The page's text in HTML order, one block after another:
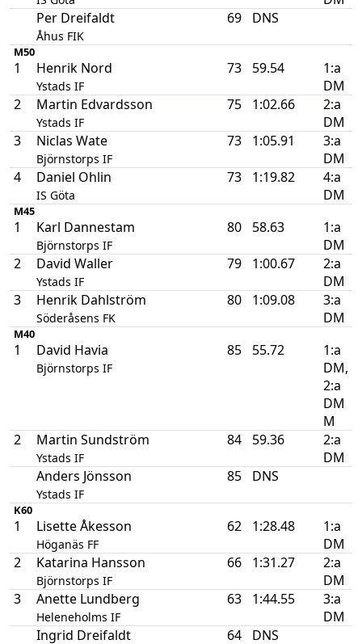
Per Dreifaldt
Åhus FIK
69 DNS
M50
1 Henrik Nord
Ystads IF
73 59.54
1:a
DM
2
Martin Edvardsson
Ystads IF
75 1:02.66
2:a
DM
3
Niclas Wate
Björnstorps IF
73 1:05.91
3:a
DM
4
Daniel Ohlin
IS Göta
73 1:19.82
4:a
DM
M45
1 Karl Dannestam
Björnstorps IF
80 58.63
1:a
DM
2
David Waller
Ystads IF
79 1:00.67
2:a
DM
3
Henrik Dahlström
Söderåsens FK
80 1:09.08
3:a
DM
M40
1 David Havia
Björnstorps IF
85 55.72
1:a
DM,
2:a
DM
M
2
Martin Sundström
Ystads IF
84 59.36
2:a
DM
Anders Jönsson
Ystads IF
85 DNS
K60
1 Lisette Åkesson
Höganäs FF
62 1:28.48
1:a
DM
2
Katarina Hansson
Björnstorps IF
66 1:31.27
2:a
DM
3
Anette Lundberg
Heleneholms IF
63 1:44.55
3:a
DM
Ingrid Dreifaldt
64 DNS